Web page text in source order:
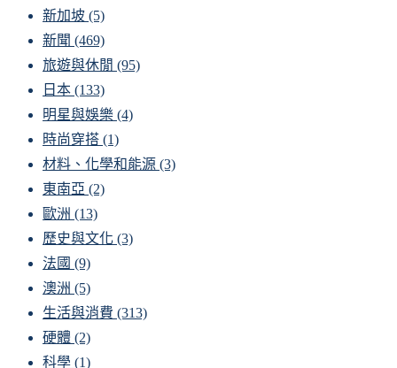
新加坡 (5)
新聞 (469)
旅遊與休閒 (95)
日本 (133)
明星與娛樂 (4)
時尚穿搭 (1)
材料、化學和能源 (3)
東南亞 (2)
歐洲 (13)
歷史與文化 (3)
法國 (9)
澳洲 (5)
生活與消費 (313)
硬體 (2)
科學 (1)